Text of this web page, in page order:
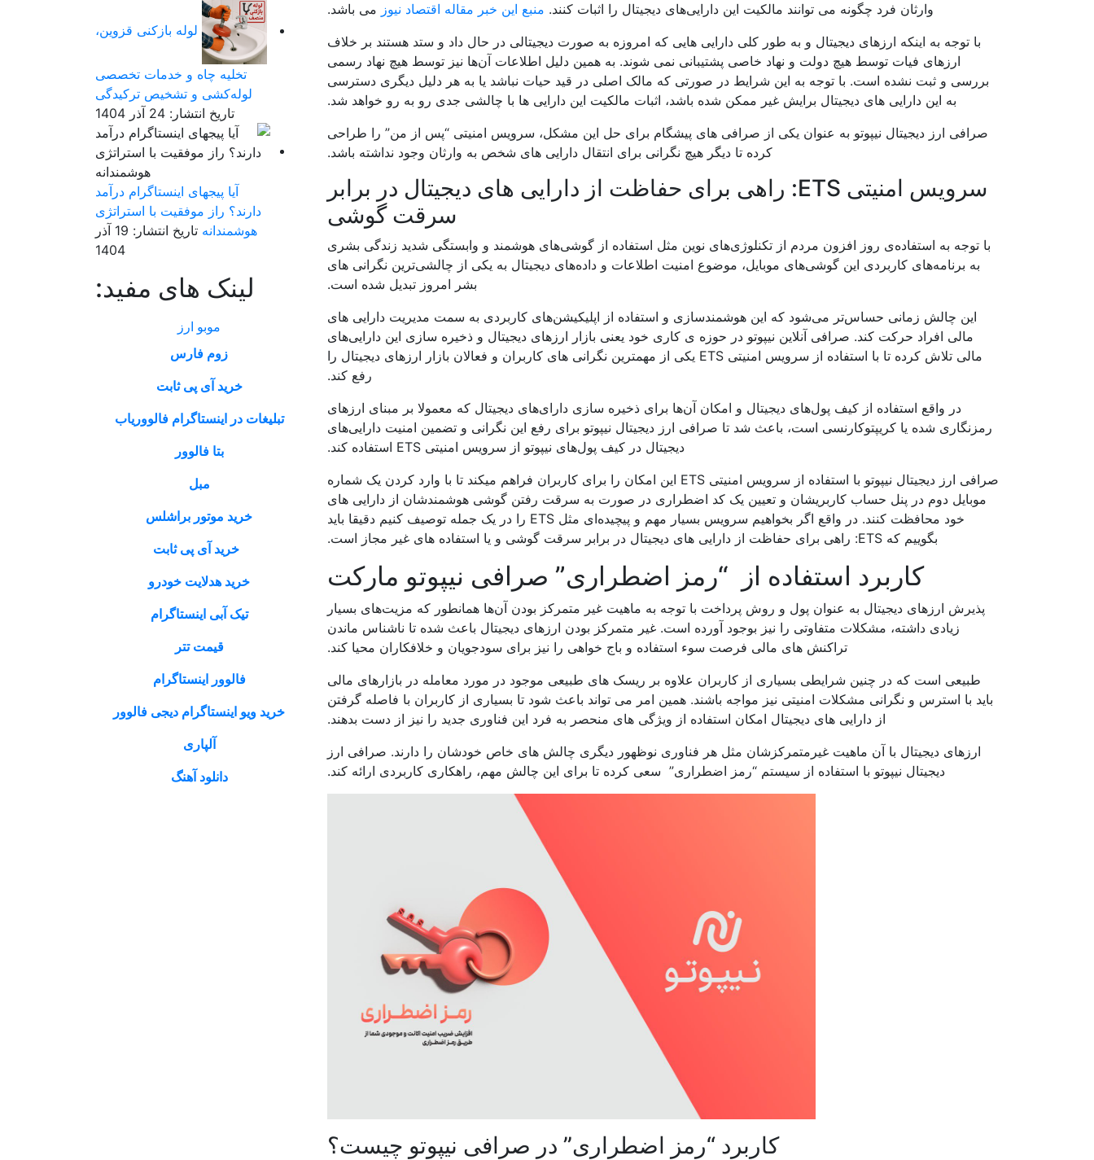
وارثان فرد چگونه می توانند مالکیت این دارایی‌های دیجیتال را اثبات کنند. منبع این خبر مقاله اقتصاد نیوز می باشد.
با توجه به اینکه ارزهای دیجیتال و به طور کلی دارایی هایی که امروزه به صورت دیجیتالی در حال داد و ستد هستند بر خلاف
ارزهای فیات توسط هیچ دولت و نهاد خاصی پشتیبانی نمی شوند. به همین دلیل اطلاعات آن‌ها نیز توسط هیچ نهاد رسمی
بررسی و ثبت نشده است. با توجه به این شرایط در صورتی که مالک اصلی در قید حیات نباشد یا به هر دلیل دیگری دسترسی
به این دارایی های دیجیتال برایش غیر ممکن شده باشد، اثبات مالکیت این دارایی ها با چالشی جدی رو به رو خواهد شد.
صرافی ارز دیجیتال نیپوتو به عنوان یکی از صرافی های پیشگام برای حل این مشکل، سرویس امنیتی “پس از من” را طراحی
کرده تا دیگر هیچ نگرانی برای انتقال دارایی های شخص به وارثان وجود نداشته باشد.
سرویس امنیتی ETS: راهی برای حفاظت از دارایی های دیجیتال در برابر
سرقت گوشی
با توجه به استفاده‌ی روز افزون مردم از تکنلوژی‌های نوین مثل استفاده از گوشی‌های هوشمند و وابستگی شدید زندگی بشری
به برنامه‌های کاربردی این گوشی‌های موبایل، موضوع امنیت اطلاعات و داده‌های دیجیتال به یکی از چالشی‌ترین نگرانی های
بشر امروز تبدیل شده است.
این چالش زمانی حساس‌تر می‌شود که این هوشمند‌سازی و استفاده از اپلیکیشن‌های کاربردی به سمت مدیریت دارایی های
مالی افراد حرکت کند. صرافی آنلاین نیپوتو در حوزه ی کاری خود یعنی بازار ارزهای دیجیتال و ذخیره سازی این دارایی‌های
مالی تلاش کرده تا با استفاده از سرویس امنیتی ETS یکی از مهمترین نگرانی های کاربران و فعالان بازار ارزهای دیجیتال را
رفع کند.
در واقع استفاده از کیف پول‌های دیجیتال و امکان آن‌ها برای ذخیره سازی دارای‌های دیجیتال که معمولا بر مبنای ارزهای
رمزنگاری شده یا کریپتوکارنسی است، باعث شد تا صرافی ارز دیجیتال نیپوتو برای رفع این نگرانی و تضمین امنیت دارایی‌های
دیجیتال در کیف پول‌های نیپوتو از سرویس امنیتی ETS استفاده کند.
صرافی ارز دیجیتال نیپوتو با استفاده از سرویس امنیتی ETS این امکان را برای کاربران فراهم میکند تا با وارد کردن یک شماره
موبایل دوم در پنل حساب کاربریشان و تعیین یک کد اضطراری در صورت به سرقت رفتن گوشی هوشمندشان از دارایی های
خود محافظت کنند. در واقع اگر بخواهیم سرویس بسیار مهم و پیچیده‌ای مثل ETS را در یک جمله توصیف کنیم دقیقا باید
بگوییم که ETS: راهی برای حفاظت از دارایی های دیجیتال در برابر سرقت گوشی و یا استفاده های غیر مجاز است.
کاربرد استفاده از “رمز اضطراری” صرافی نیپوتو مارکت
پذیرش ارزهای دیجیتال به عنوان پول و روش پرداخت با توجه به ماهیت غیر متمرکز بودن آن‌ها همانطور که مزیت‌های بسیار
زیادی داشته، مشکلات متفاوتی را نیز بوجود آورده است. غیر متمرکز بودن ارزهای دیجیتال باعث شده تا ناشناس ماندن
تراکنش های مالی فرصت سوء استفاده و باج خواهی را نیز برای سودجویان و خلافکاران محیا کند.
طبیعی است که در چنین شرایطی بسیاری از کاربران علاوه بر ریسک های طبیعی موجود در مورد معامله در بازارهای مالی
باید با استرس و نگرانی مشکلات امنیتی نیز مواجه باشند. همین امر می تواند باعث شود تا بسیاری از کاربران با فاصله گرفتن
از دارایی های دیجیتال امکان استفاده از ویژگی های منحصر به فرد این فناوری جدید را نیز از دست بدهند.
ارزهای دیجیتال با آن ماهیت غیرمتمرکزشان مثل هر فناوری نوظهور دیگری چالش های خاص خودشان را دارند. صرافی ارز
دیجیتال نیپوتو با استفاده از سیستم “رمز اضطراری” سعی کرده تا برای این چالش مهم، راهکاری کاربردی ارائه کند.
کاربرد “رمز اضطراری” در صرافی نیپوتو چیست؟
لوله بازکنی قزوین،
تخلیه چاه و خدمات تخصصی
لوله‌کشی و تشخیص ترکیدگی
تاریخ انتشار: 24 آذر 1404
آیا پیجهای اینستاگرام درآمد
دارند؟ راز موفقیت با استراتژی
هوشمندانه
تاریخ انتشار: 19 آذر
1404
لینک های مفید:
موبو ارز
زوم فارس
خرید آی پی ثابت
تبلیغات در اینستاگرام فالووریاب
بتا فالوور
مبل
خرید موتور براشلس
خرید آی پی ثابت
خرید هدلایت خودرو
تیک آبی اینستاگرام
قیمت تتر
فالوور اینستاگرام
خرید ویو اینستاگرام دیجی فالوور
آلپاری
دانلود آهنگ